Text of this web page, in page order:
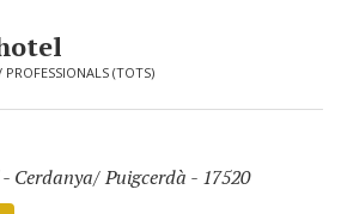
PROFESSIONALS (TOTS)
- Cerdanya/ Puigcerdà - 17520